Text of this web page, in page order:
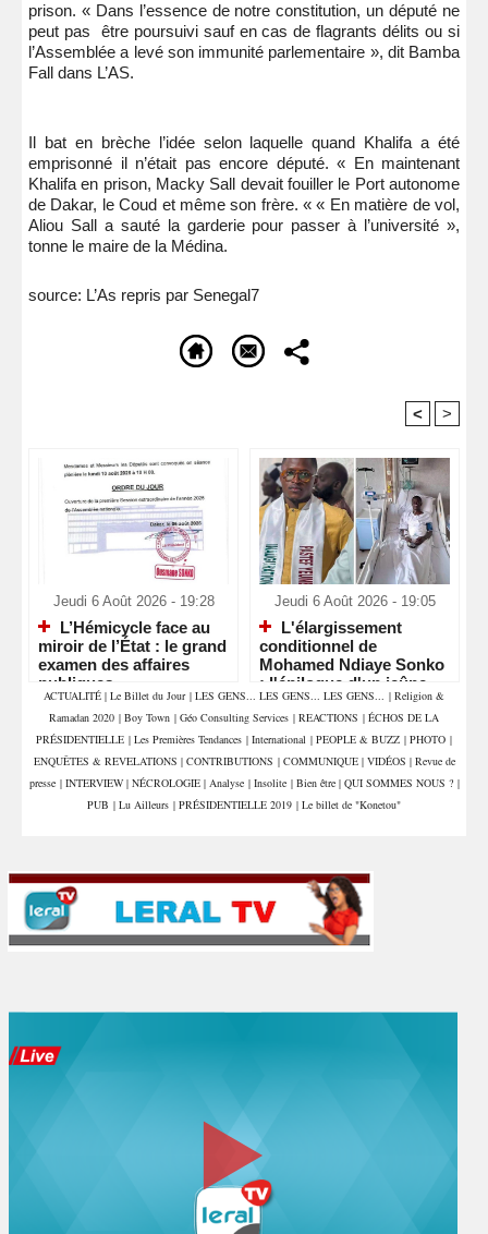
prison. « Dans l’essence de notre constitution, un député ne
peut pas être poursuivi sauf en cas de flagrants délits ou si
l’Assemblée a levé son immunité parlementaire », dit Bamba
Fall dans L’AS.
Il bat en brèche l’idée selon laquelle quand Khalifa a été
emprisonné il n’était pas encore député. « En maintenant
Khalifa en prison, Macky Sall devait fouiller le Port autonome
de Dakar, le Coud et même son frère. « « En matière de vol,
Aliou Sall a sauté la garderie pour passer à l’université »,
tonne le maire de la Médina.
source: L’As repris par Senegal7
< >
Jeudi 6 Août 2026 - 19:28
L’Hémicycle face au
miroir de l’État : le grand
examen des affaires
publiques
Jeudi 6 Août 2026 - 19:05
L'élargissement
conditionnel de
Mohamed Ndiaye Sonko
: l'épilogue d'un jeûne
contestataire
ACTUALITÉ | Le Billet du Jour | LES GENS... LES GENS... LES GENS... | Religion &
Ramadan 2020 | Boy Town | Géo Consulting Services | REACTIONS | ÉCHOS DE LA
PRÉSIDENTIELLE | Les Premières Tendances | International | PEOPLE & BUZZ | PHOTO |
ENQUÊTES & REVELATIONS | CONTRIBUTIONS | COMMUNIQUE | VIDÉOS | Revue de
presse | INTERVIEW | NÉCROLOGIE | Analyse | Insolite | Bien être | QUI SOMMES NOUS ? |
PUB | Lu Ailleurs | PRÉSIDENTIELLE 2019 | Le billet de "Konetou"